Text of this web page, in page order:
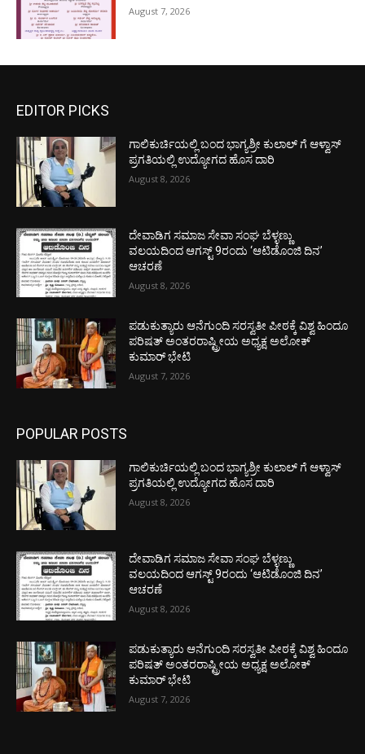
August 7, 2026
EDITOR PICKS
ಗಾಲಿಕುರ್ಚಿಯಲ್ಲಿ ಬಂದ ಭಾಗ್ಯಶ್ರೀ ಕುಲಾಲ್ ಗೆ ಆಳ್ವಾಸ್
ಪ್ರಗತಿಯಲ್ಲಿ ಉದ್ಯೋಗದ ಹೊಸ ದಾರಿ
August 8, 2026
ದೇವಾಡಿಗ ಸಮಾಜ ಸೇವಾ ಸಂಘ ಬೆಳ್ಳಣ್ಣು
ವಲಯದಿಂದ ಆಗಸ್ಟ್ 9ರಂದು ‘ಆಟಿಡೊಂಜಿ ದಿನ’
ಆಚರಣೆ
August 8, 2026
ಪಡುಕುತ್ಯಾರು ಆನೆಗುಂದಿ ಸರಸ್ವತೀ ಪೀಠಕ್ಕೆ ವಿಶ್ವ ಹಿಂದೂ
ಪರಿಷತ್ ಅಂತರರಾಷ್ಟ್ರೀಯ ಅಧ್ಯಕ್ಷ ಅಲೋಕ್
ಕುಮಾರ್ ಭೇಟಿ
August 7, 2026
POPULAR POSTS
ಗಾಲಿಕುರ್ಚಿಯಲ್ಲಿ ಬಂದ ಭಾಗ್ಯಶ್ರೀ ಕುಲಾಲ್ ಗೆ ಆಳ್ವಾಸ್
ಪ್ರಗತಿಯಲ್ಲಿ ಉದ್ಯೋಗದ ಹೊಸ ದಾರಿ
August 8, 2026
ದೇವಾಡಿಗ ಸಮಾಜ ಸೇವಾ ಸಂಘ ಬೆಳ್ಳಣ್ಣು
ವಲಯದಿಂದ ಆಗಸ್ಟ್ 9ರಂದು ‘ಆಟಿಡೊಂಜಿ ದಿನ’
ಆಚರಣೆ
August 8, 2026
ಪಡುಕುತ್ಯಾರು ಆನೆಗುಂದಿ ಸರಸ್ವತೀ ಪೀಠಕ್ಕೆ ವಿಶ್ವ ಹಿಂದೂ
ಪರಿಷತ್ ಅಂತರರಾಷ್ಟ್ರೀಯ ಅಧ್ಯಕ್ಷ ಅಲೋಕ್
ಕುಮಾರ್ ಭೇಟಿ
August 7, 2026